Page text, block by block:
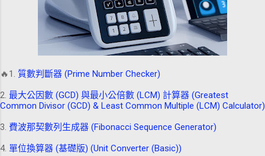
🔥1. 質數判斷器 (Prime Number Checker)
2. 最大公因數 (GCD) 與最小公倍數 (LCM) 計算器 (Greatest
Common Divisor (GCD) & Least Common Multiple (LCM) Calculator)
3. 費波那契數列生成器 (Fibonacci Sequence Generator)
4. 單位換算器 (基礎版) (Unit Converter (Basic))